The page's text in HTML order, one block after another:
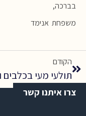
צרו איתנו קשר
בברכה,
משפחת אנימד
הקודם
תולעי מעי